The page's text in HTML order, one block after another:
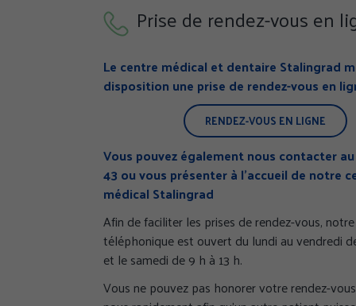
Prise de rendez-vous en
Le centre médical et dentaire Stalingrad
disposition une prise de rendez-vous en
RENDEZ-VOUS EN LIGNE
Vous pouvez également nous contacter
43 ou vous présenter à l’accueil de notre
médical Stalingrad
Afin de faciliter les prises de rendez-vous,
téléphonique est ouvert du lundi au vendredi
et le samedi de 9 h à 13 h.
Vous ne pouvez pas honorer votre rendez-